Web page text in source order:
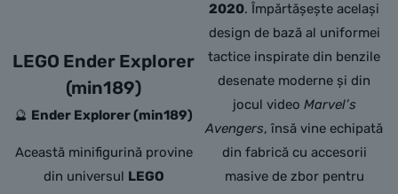
LEGO Ender Explorer
(min189)
🔮 Ender Explorer (min189)
Această minifigurină provine
din universul LEGO
2020. Împărtășește același
design de bază al uniformei
tactice inspirate din benzile
desenate moderne și din
jocul video Marvel’s
Avengers, însă vine echipată
din fabrică cu accesorii
masive de zbor pentru